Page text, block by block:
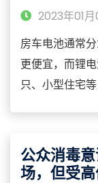
2023年01
房车电池通常
更便宜，而锂
只、小型住宅
公众消毒
场，但受